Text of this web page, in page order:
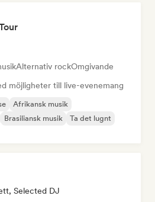
Alternativ rockOmgivande
möjligheter till live-evenemang
Afrikansk musik
Brasiliansk musik
Ta det lugnt
Selected DJ